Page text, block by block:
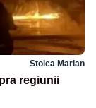
Stoica Marian
regiunii